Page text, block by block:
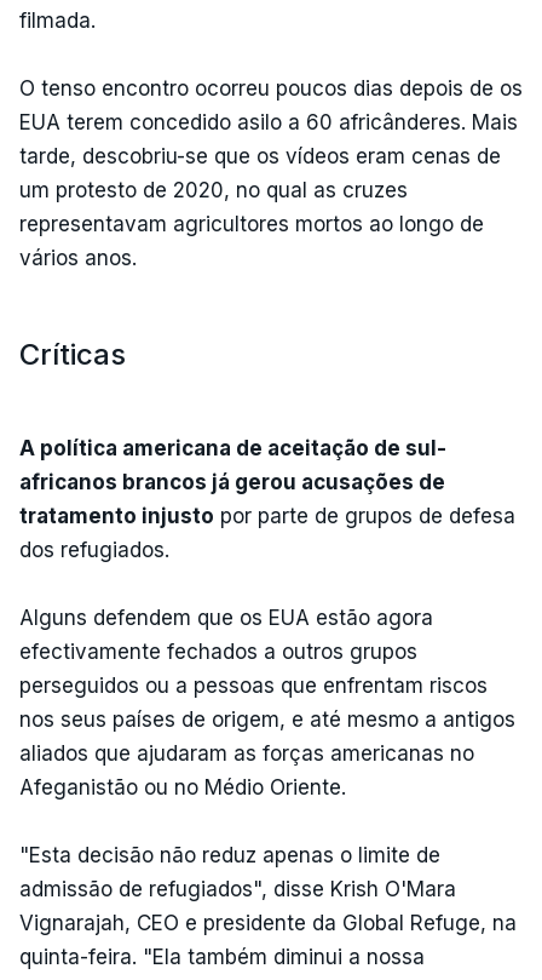
filmada.
O tenso encontro ocorreu poucos dias depois de os
EUA terem concedido asilo a 60 africânderes. Mais
tarde, descobriu-se que os vídeos eram cenas de
um protesto de 2020, no qual as cruzes
representavam agricultores mortos ao longo de
vários anos.
Críticas
A política americana de aceitação de sul-
africanos brancos já gerou acusações de
tratamento injusto por parte de grupos de defesa
dos refugiados.
Alguns defendem que os EUA estão agora
efectivamente fechados a outros grupos
perseguidos ou a pessoas que enfrentam riscos
nos seus países de origem, e até mesmo a antigos
aliados que ajudaram as forças americanas no
Afeganistão ou no Médio Oriente.
"Esta decisão não reduz apenas o limite de
admissão de refugiados", disse Krish O'Mara
Vignarajah, CEO e presidente da Global Refuge, na
quinta-feira. "Ela também diminui a nossa